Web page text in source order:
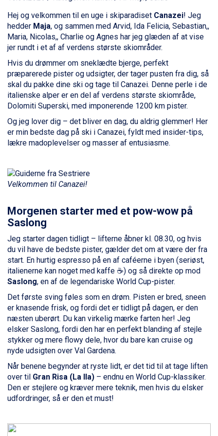
Wagrain fra DKK 4.645
Ischgl fra DKK 7.095
Fieberbrunn fra DKK 6.145
St. Anton fra DKK 7.245
Zell am See fra DKK 4.095
Canazei fra DKK 4.745
Ponte di Legno fra DKK 4.745
Alleghe fra DKK 5.595
Bad Gastein fra DKK 4.195
Sauze dOulx fra DKK 4.045
Arabba fra DKK 7.045
La Thuile fra DKK 4.595
Val Thorens fra DKK 5.395
Passo Tonale fra DKK 3.795
Saalbach fra DKK 5.945
Champoluc fra DKK 3.795
Sestriere fra DKK 4.395
Wagrain fra DKK 4.645
Ischgl fra DKK 7.095
Fieberbrunn fra DKK 6.145
St. Anton fra DKK 7.245
Zell am See fra DKK 4.095
Livigno fra DKK 4.145
Canazei fra DKK 4.745
Ponte di Legno fra DKK 4.745
Alleghe fra DKK 5.595
Bad Gastein fra DKK 4.195
Sauze dOulx fra DKK 4.045
Arabba fra DKK 7.045
La Thuile fra DKK 4.595
Val Thorens fra DKK 5.395
Cervinia fra DKK 5.295
Bad Hofgastein fra DKK 5.495
Passo Tonale fra DKK 3.795
Hej og velkommen til en uge i skiparadiset Canazei! Jeg
hedder Maja, og sammen med Arvid, Ida Felicia, Sebastian,,
Maria, Nicolas,, Charlie og Agnes har jeg glæden af at vise
jer rundt i et af af verdens største skiområder.
Hvis du drømmer om sneklædte bjerge, perfekt
præparerede pister og udsigter, der tager pusten fra dig, så
skal du pakke dine ski og tage til Canazei. Denne perle i de
italienske alper er en del af verdens største skiområde,
Dolomiti Superski, med imponerende 1200 km pister.
Og jeg lover dig – det bliver en dag, du aldrig glemmer! Her
er min bedste dag på ski i Canazei, fyldt med insider-tips,
lækre madoplevelser og masser af entusiasme.
Velkommen til Canazei!
Morgenen starter med et pow-wow på
Saslong
Jeg starter dagen tidligt – lifterne åbner kl. 08.30, og hvis
du vil have de bedste pister, gælder det om at være der fra
start. En hurtig espresso på en af caféerne i byen (seriøst,
italienerne kan noget med kaffe ☕) og så direkte op mod
Saslong, en af de legendariske World Cup-pister.
Det første sving føles som en drøm. Pisten er bred, sneen
er knasende frisk, og fordi det er tidligt på dagen, er den
næsten uberørt. Du kan virkelig mærke farten her! Jeg
elsker Saslong, fordi den har en perfekt blanding af stejle
stykker og mere flowy dele, hvor du bare kan cruise og
nyde udsigten over Val Gardena.
Når benene begynder at ryste lidt, er det tid til at tage liften
over til Gran Risa (La Ila) – endnu en World Cup-klassiker.
Den er stejlere og kræver mere teknik, men hvis du elsker
udfordringer, så er den et must!